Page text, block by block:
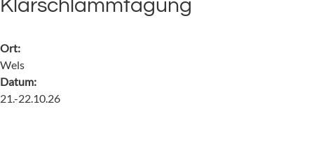
Klärschlammtagung
Ort:
Wels
Datum:
21.-22.10.26